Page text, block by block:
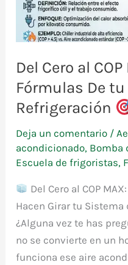
Del Cero al
Fórmulas De
Refrigeración
Deja un comentario /
acondicionado, Bomba
Escuela de frigoristas,
Del Cero al COP
Hacen Girar tu Sistema
¿Alguna vez te has
no se convierte en un
funciona ese aire